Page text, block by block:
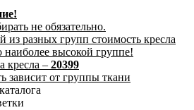
не обязательно.
из разных групп стоимость кресла
наиболее высокой группе!
кресла – 20399
зависит от группы ткани